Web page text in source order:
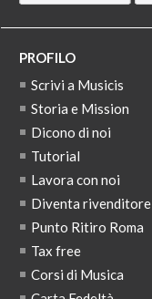
PROFILO
Scrivi a Musicis
Storia e Mission
Dicono di noi
Tutorial
Lavora con noi
Diventa rivenditore
Punto Ritiro Roma
Tax free
Corsi di Musica